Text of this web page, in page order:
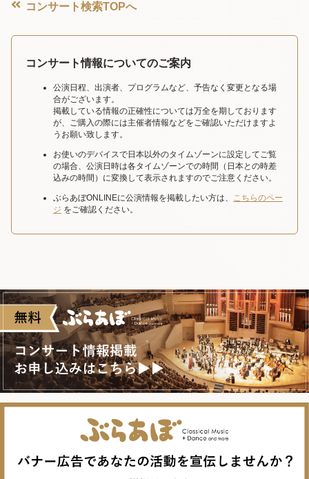
コンサート検索TOPへ
コンサート情報についてのご案内
公演日程、出演者、プログラムなど、予告なく変更となる場
合がございます。
掲載している情報の正確性については万全を期しております
が、ご購入の際には主催者情報などをご確認いただけますよ
うお願い致します。
お使いのデバイスで日本以外のタイムゾーンに設定してご覧
の場合、公演日時は各タイムゾーンでの時間（日本との時差
込みの時間）に変換して表示されますのでご注意ください。
ぶらあぼONLINEに公演情報を掲載したい方は、 こちらのペー
ジ をご確認ください。